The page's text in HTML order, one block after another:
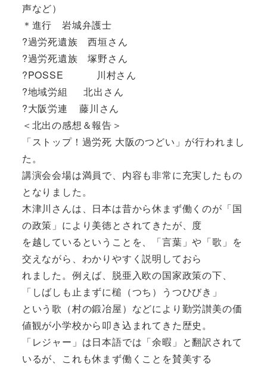
声など）
＊進行 岩城弁護士
?過労死遺族 西垣さん
?過労死遺族 塚野さん
?POSSE 川村さん
?地域労組 北出さん
?大阪労連 藤川さん
＜北出の感想＆報告＞
「ストップ！過労死 大阪のつどい」が行われまし
た。
講演会会場は満員で、内容も非常に充実したもの
となりました。
木津川さんは、日本は昔から休まず働くのが「国
の政策」により美徳とされてきたが、度
を越しているということを、「言葉」や「歌」を
交えながら、わかりやすく説明しておら
れました。例えば、脱亜入欧の国家政策の下、
「しばしも止まずに槌（つち）うつひびき」
という歌（村の鍛冶屋）などにより勤労讃美の価
値観が小学校から叩き込まれてきた歴史。
「レジャー」は日本語では「余暇」と翻訳されて
いるが、これも休まず働くことを賛美する